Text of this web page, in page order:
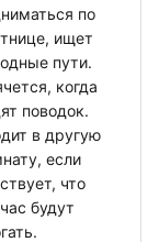
по
ищет
пути.
когда
поводок.
в другую
если
что
будут